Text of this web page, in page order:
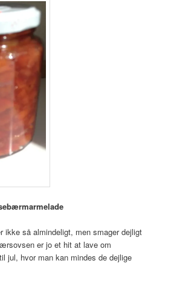
ikke så almindeligt, men smager dejligt
er jo et hit at lave om
jul, hvor man kan mindes de dejlige